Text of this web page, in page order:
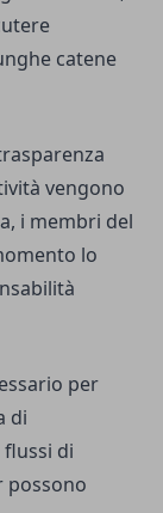
catene
vengono
i membri del
lo
per
di
di
possono